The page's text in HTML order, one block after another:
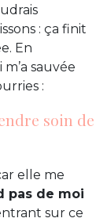
: ça finit
En
sauvée
:
soin de
elle me
pas de moi
sur ce